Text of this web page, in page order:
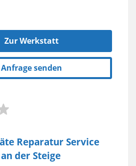
Zur Werkstatt
Anfrage senden
Reparatur Service
der Steige